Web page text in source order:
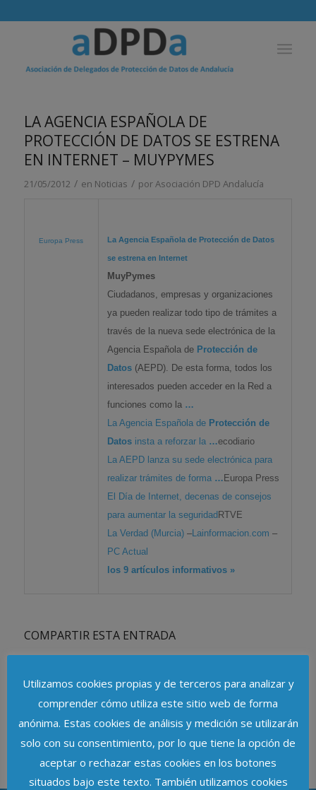
LA AGENCIA ESPAÑOLA DE
PROTECCIÓN DE DATOS SE ESTRENA
EN INTERNET – MUYPYMES
21/05/2012 / en Noticias / porAsociación DPD Andalucía
Europa Press La Agencia Española de Protección de Datos
se estrena en Internet
MuyPymes
Ciudadanos, empresas y organizaciones
ya pueden realizar todo tipo de trámites a
través de la nueva sede electrónica de la
Agencia Española de Protección de
Datos(AEPD). De esta forma, todos los
interesados pueden acceder en la Red a
funciones como la …
La Agencia Española de Protección de
Datosinsta a reforzar la …ecodiario
La AEPD lanza su sede electrónica para
realizar trámites de forma … Europa Press
El Día de Internet, decenas de consejos
para aumentar la seguridad RTVE
La Verdad (Murcia)–Lainformacion.com –
PC Actual
los 9 artículos informativos »
COMPARTIR ESTA ENTRADA
Utilizamos cookies propias y de terceros para analizar y
comprender cómo utiliza este sitio web de forma
anónima. Estas cookies de análisis y medición se utilizarán
solo con su consentimiento, por lo que tiene la opción de
aceptar o rechazar estas cookies en los botones
situados bajo este texto. También utilizamos cookies